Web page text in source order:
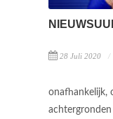
28 Juli 2020
onafhankelijk,